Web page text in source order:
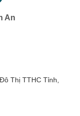
An
Thị TTHC Tỉnh,